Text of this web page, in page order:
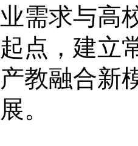
业需求与高
起点，建立
产教融合新
展。